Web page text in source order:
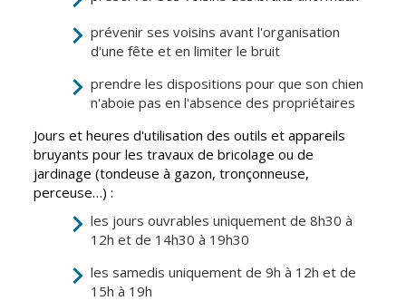
Santé
Centre de
santé
Contrat local
de santé
Établissements
de soins
Pharmacies de
garde
Conservatoire
Ateliers arts
plastiques
Médiathèque
Musée
Not'île
Vierzon
vendredi
prévenir ses voisins avant l'organisation
d'une fête et en limiter le bruit
prendre les dispositions pour que son chien
n'aboie pas en l'absence des propriétaires
Jours et heures d'utilisation des outils et appareils
bruyants pour les travaux de bricolage ou de
jardinage (tondeuse à gazon, tronçonneuse,
perceuse…) :
les jours ouvrables uniquement de 8h30 à
12h et de 14h30 à 19h30
les samedis uniquement de 9h à 12h et de
15h à 19h